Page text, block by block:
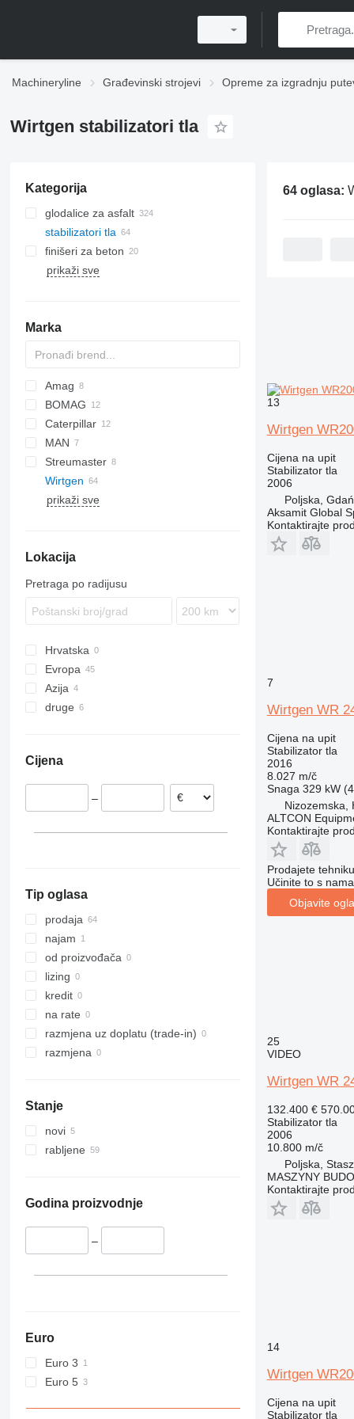
Machineryline Građevinski strojevi Opreme za izgradnju
Wirtgen stabilizatori tla
Kategorija
glodalice za asfalt
stabilizatori tla
finišeri za beton
asfaltni finišeri gusjeničari
prikaži sve
Marka
Amag
BOMAG
MPH
Caterpillar
350
RM
MAN
TGS
8727
Arocs
T-series
SBF
Streumaster
Wirtgen
KMA
WR 2400
WR 2500
WS
WS 250
prikaži sve
Lokacija
Pretraga po radijusu
Hrvatska
Evropa
Nizozemska
Litvanija
Italija
Azija
Kina
druge
Cijena
–
Tip oglasa
prodaja
najam
od proizvođača
lizing
kredit
na rate
razmjena uz doplatu (trade-in)
razmjena
Stanje
novi
rabljene
Godina proizvodnje
–
Euro
Euro 3
Euro 5
64 oglasa:
13
Wirtgen
Cijena na upit
Stabilizator tla
2006
Poljska,
Aksamit Global
Kontaktirajte
7
Wirtgen WR
Cijena na upit
Stabilizator tla
2016
8.027 m/č
Snaga 329 kW
Nizozemska,
ALTCON
Kontaktirajte
Prodajete
Učinite to s
Objavite
25
VIDEO
Wirtgen WR
132.400 €
Stabilizator tla
2006
10.800 m/č
Poljska,
MASZYNY
Kontaktirajte
14
Wirtgen
Cijena na upit
Stabilizator tla